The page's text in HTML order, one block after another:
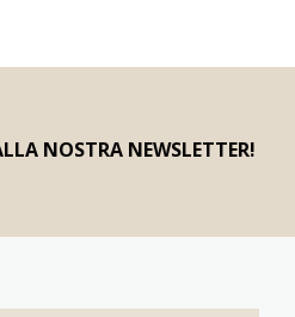
NOSTRA NEWSLETTER!